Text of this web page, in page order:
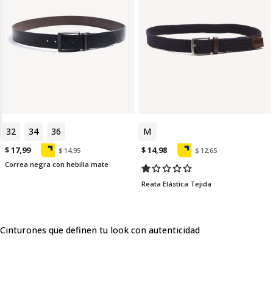
32 34 36
$ 17,99
$ 14,95
Correa negra con hebilla mate
M
$ 14,98 $ 12,65
Reata Elástica Tejida
Cinturones que definen tu look con autenticidad